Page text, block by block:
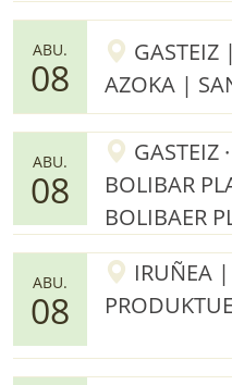
ABU.
08
GASTEIZ
AZOKA |
ABU.
08
GASTEIZ
BOLIBAR
BOLIBAER
ABU.
08
IRUÑEA